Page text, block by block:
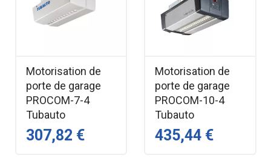
Motorisation de
porte de garage
PROCOM-7-4
Tubauto
307,82 €
Motorisation de
porte de garage
PROCOM-10-4
Tubauto
435,44 €